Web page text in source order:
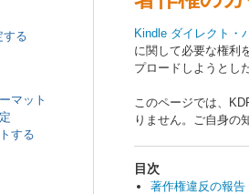
する
マット
する
Kindle ダイレクト・
に関して必要な権利
プロードしようとし
このページでは、
りません。ご自身の
目次
著作権違反の報告